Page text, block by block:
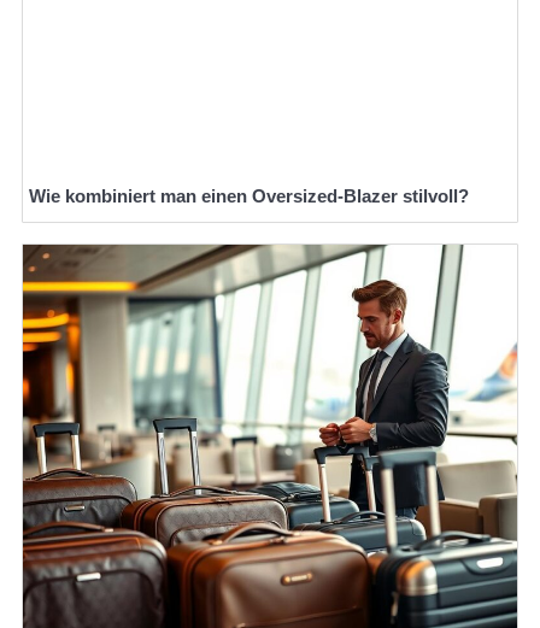
Wie kombiniert man einen Oversized-Blazer stilvoll?